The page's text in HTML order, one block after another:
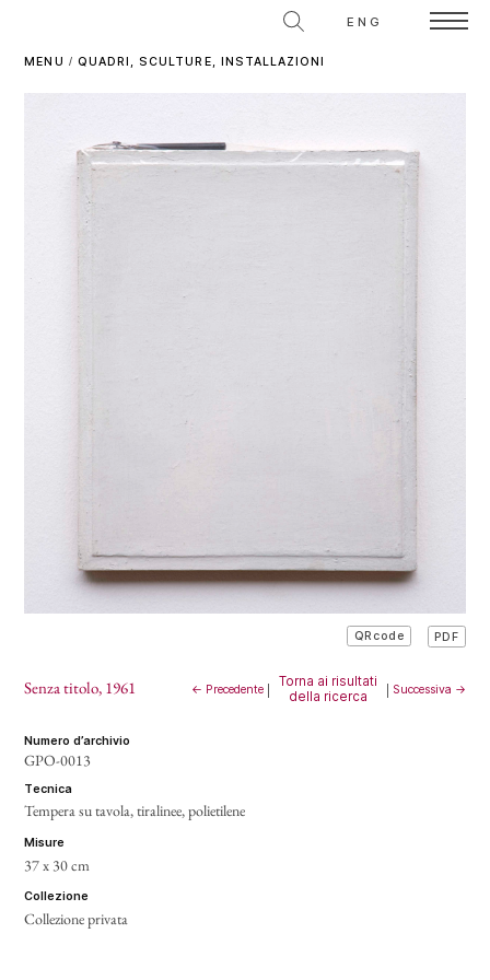
ENG
MENU / QUADRI, SCULTURE, INSTALLAZIONI
QRcode PDF
Senza titolo, 1961 ← Precedente|
Torna ai risultati
della ricerca
Successiva →
numero d’archivio
GPO-0013
tecnica
Tempera su tavola, tiralinee, polietilene
misure
37 x 30 cm
collezione
Collezione privata